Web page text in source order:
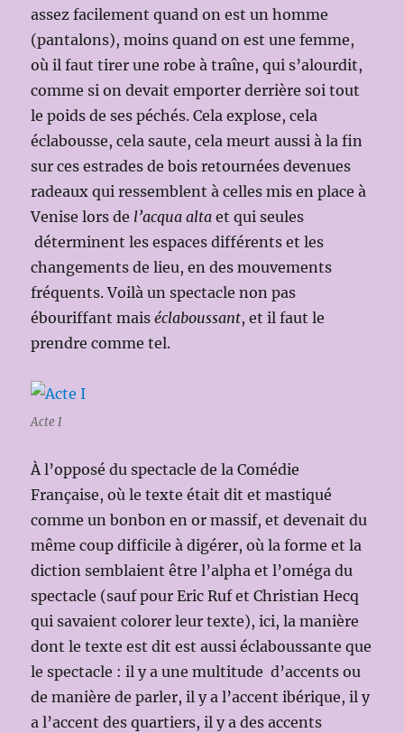
assez facilement quand on est un homme
(pantalons), moins quand on est une femme,
où il faut tirer une robe à traîne, qui s’alourdit,
comme si on devait emporter derrière soi tout
le poids de ses péchés. Cela explose, cela
éclabousse, cela saute, cela meurt aussi à la fin
sur ces estrades de bois retournées devenues
radeaux qui ressemblent à celles mis en place à
Venise lors de l’acqua alta et qui seules
déterminent les espaces différents et les
changements de lieu, en des mouvements
fréquents. Voilà un spectacle non pas
ébouriffant maiséclaboussant, et il faut le
prendre comme tel.
Acte I
À l’opposé du spectacle de la Comédie
Française, où le texte était dit et mastiqué
comme un bonbon en or massif, et devenait du
même coup difficile à digérer, où la forme et la
diction semblaient être l’alpha et l’oméga du
spectacle (sauf pour Eric Ruf et Christian Hecq
qui savaient colorer leur texte), ici, la manière
dont le texte est dit est aussi éclaboussante que
le spectacle : il y a une multitude d’accents ou
de manière de parler, il y a l’accent ibérique, il y
a l’accent des quartiers, il y a des accents